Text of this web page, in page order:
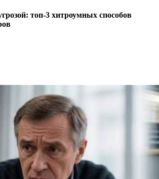
топ-3 хитроумных способов